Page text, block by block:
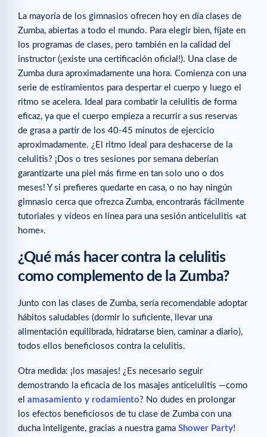
La mayoría de los gimnasios ofrecen hoy en día clases de
Zumba, abiertas a todo el mundo. Para elegir bien, fíjate en
los programas de clases, pero también en la calidad del
instructor (¡existe una certificación oficial!). Una clase de
Zumba dura aproximadamente una hora. Comienza con una
serie de estiramientos para despertar el cuerpo y luego el
ritmo se acelera. Ideal para combatir la celulitis de forma
eficaz, ya que el cuerpo empieza a recurrir a sus reservas
de grasa a partir de los 40-45 minutos de ejercicio
aproximadamente. ¿El ritmo ideal para deshacerse de la
celulitis? ¡Dos o tres sesiones por semana deberían
garantizarte una piel más firme en tan solo uno o dos
meses! Y si prefieres quedarte en casa, o no hay ningún
gimnasio cerca que ofrezca Zumba, encontrarás fácilmente
tutoriales y vídeos en línea para una sesión anticelulitis «at
home».
¿Qué más hacer contra la celulitis
como complemento de la Zumba?
Junto con las clases de Zumba, sería recomendable adoptar
hábitos saludables (dormir lo suficiente, llevar una
alimentación equilibrada, hidratarse bien, caminar a diario),
todos ellos beneficiosos contra la celulitis.
Otra medida: ¡los masajes! ¿Es necesario seguir
demostrando la eficacia de los masajes anticelulitis —como
el amasamiento y rodamiento? No dudes en prolongar
los efectos beneficiosos de tu clase de Zumba con una
ducha inteligente, gracias a nuestra gama Shower Party!